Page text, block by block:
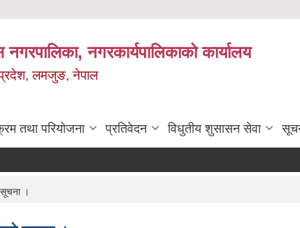
नगरपालिका, नगरकार्यपालिकाको कार्यालय
लमजुङ, नेपाल
तथा परियोजना प्रतिवेदन विधुतीय शुसासन सेवा
।